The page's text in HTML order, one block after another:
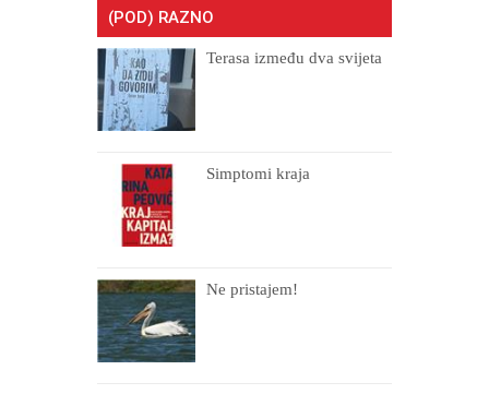
(POD) RAZNO
Terasa između dva svijeta
Simptomi kraja
Ne pristajem!